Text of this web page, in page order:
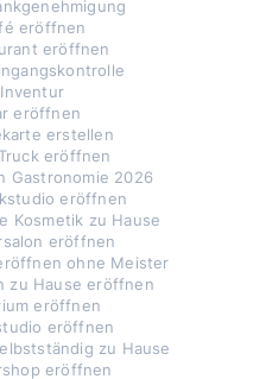
eröffnen
eröffnen
eröffnen
erstellen
eröffnen
Gastronomie 2026
eröffnen
Kosmetik zu Hause
eröffnen
ohne Meister
zu Hause eröffnen
eröffnen
eröffnen
zu Hause
eröffnen